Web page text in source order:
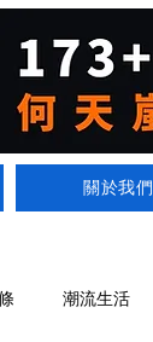
關於我們
潮流生活